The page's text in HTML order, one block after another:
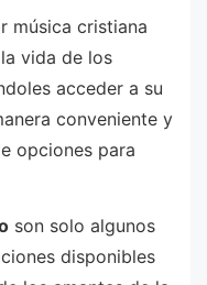
música cristiana
vida de los
acceder a su
conveniente y
opciones para
son solo algunos
disponibles